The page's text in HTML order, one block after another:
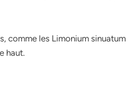
comme les Limonium sinuatum
haut.